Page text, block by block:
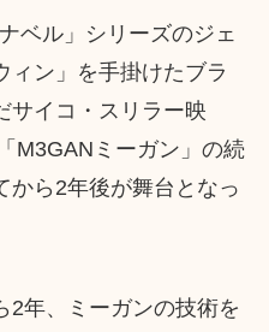
ベル」シリーズのジェ
ィン」を手掛けたブラ
サイコ・スリラー映
M3GANミーガン」の続
から2年後が舞台となっ
2年、ミーガンの技術を